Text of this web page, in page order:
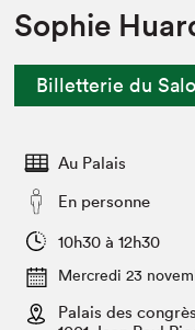
Espace médias
Espace
Actualités
Vidéos et
Club de
Édition 2022
Nous connaître
Projets
Archives
Liens pratiques
Sophie
Billetterie du
Au Palais
En personne
10h30 à 12h30
Mercredi 23
Palais des